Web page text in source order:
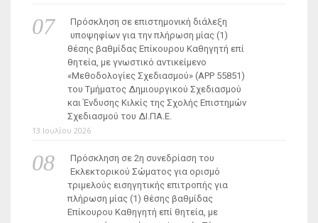
Πρόσκληση σε επιστημονική διάλεξη
υποψηφίων για την πλήρωση μίας (1)
θέσης βαθμίδας Επίκουρου Καθηγητή επί
θητεία, με γνωστικό αντικείμενο
«Μεθοδολογίες Σχεδιασμού» (ΑΡΡ 55851)
του Τμήματος Δημιουργικού Σχεδιασμού
και Ένδυσης Κιλκίς της Σχολής Επιστημών
Σχεδιασμού του ΔΙ.ΠΑ.Ε.
13 Ιουλίου 2026
Πρόσκληση σε 2η συνεδρίαση του
Εκλεκτορικού Σώματος για ορισμό
τριμελούς εισηγητικής επιτροπής για
πλήρωση μίας (1) θέσης βαθμίδας
Επίκουρου Καθηγητή επί θητεία, με